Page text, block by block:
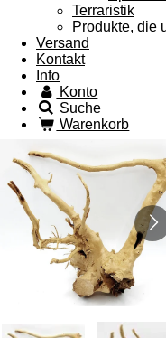
Terraristik
Produkte, die
Versand
Kontakt
Info
Konto
Suche
Warenkorb